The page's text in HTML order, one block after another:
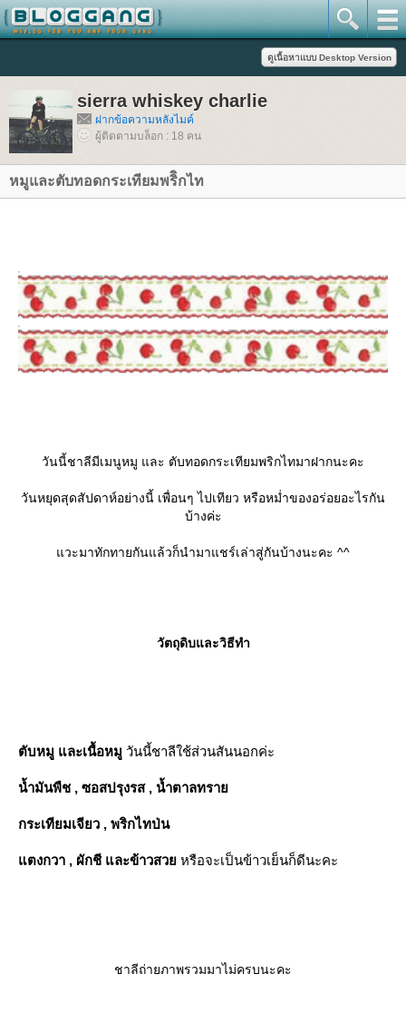
sierra whiskey charlie
ฝากข้อความหลังไมค์
ผู้ติดตามบล็อก : 18 คน
หมูและตับทอดกระเทียมพริิกไท
วันนี้ชาลีมีเมนูหมู และ ตับทอดกระเทียมพริกไทมาฝากนะคะ
วันหยุดสุดสัปดาห์อย่างนี้ เพื่อนๆ ไปเทียว หรือหม่ำของอร่อยอะไรกัน
บ้างค่ะ
วะมาทักทายกันแล้วก็นำมาแชร์เล่าสู่กันบ้างนะคะ ^^
วัตถุดิบและวิธีทำ
ตับหมู และเนื้อหมู วันนี้ชาลีใช้ส่วนสันนอกค่ะ
น้ำมันพืช , ซอสปรุงรส , น้ำตาลทรา
กระเทียมเจียว , พริกไทป่น
ตงกวา , ผักชี และข้าวสว หรือจะเป็นข้าวเย็นก็ดีนะคะ
ชาลีถ่ายภาพรวมมาไม่ครบนะคะ